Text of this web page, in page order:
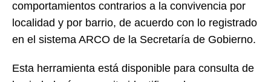
comportamientos contrarios a la convivencia por
localidad y por barrio, de acuerdo con lo registrado
en el sistema ARCO de la Secretaría de Gobierno.
Esta herramienta está disponible para consulta de